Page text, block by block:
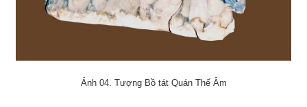
Ảnh 04. Tượng Bồ tát Quán Thế Âm